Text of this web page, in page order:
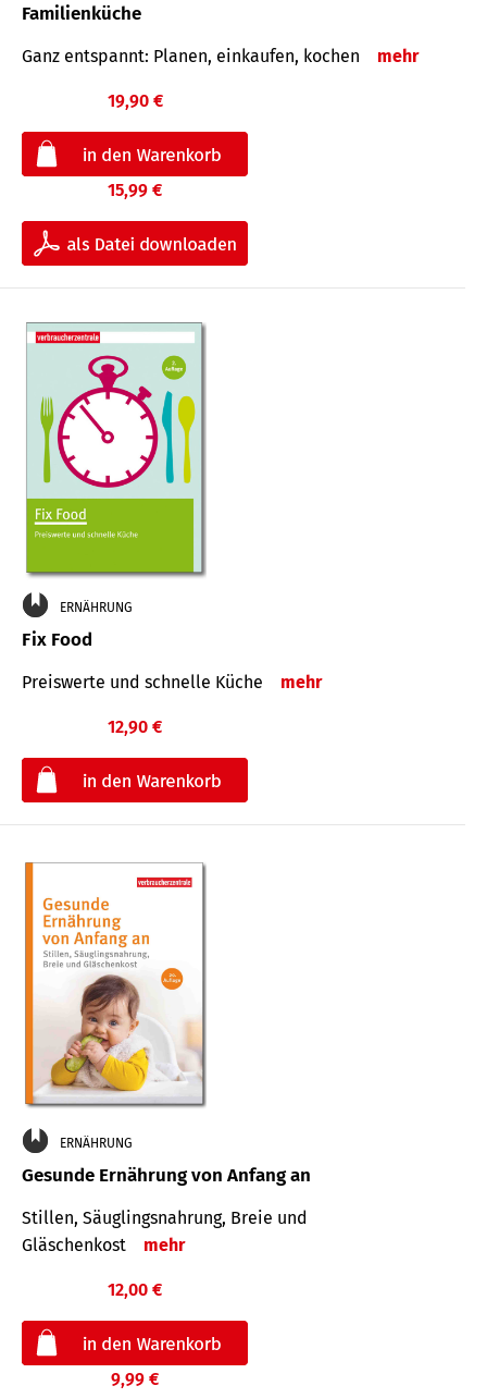
Familienküche
Ganz entspannt: Planen, einkaufen, kochen mehr
19,90 €
15,99 €
ERNÄHRUNG
Fix Food
Preiswerte und schnelle Küche mehr
12,90 €
ERNÄHRUNG
Gesunde Ernährung von Anfang an
Stillen, Säuglingsnahrung, Breie und
Gläschenkost
mehr
12,00 €
9,99 €